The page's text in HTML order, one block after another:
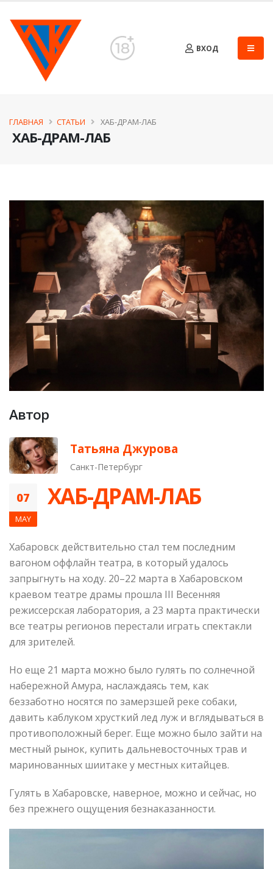
ВХОД
​ ХАБ-ДРАМ-ЛАБ
ГЛАВНАЯ СТАТЬИ ​ ХАБ-ДРАМ-ЛАБ
Автор
Татьяна Джурова
Санкт-Петербург
07
MAY
​ ХАБ-ДРАМ-ЛАБ
Хабаровск действительно стал тем последним
вагоном оффлайн театра, в который удалось
запрыгнуть на ходу. 20–22 марта в Хабаровском
краевом театре драмы прошла III Весенняя
режиссерская лаборатория, а 23 марта практически
все театры регионов перестали играть спектакли
для зрителей.
Но еще 21 марта можно было гулять по солнечной
набережной Амура, наслаждаясь тем, как
беззаботно носятся по замерзшей реке собаки,
давить каблуком хрусткий лед луж и вглядываться в
противоположный берег. Еще можно было зайти на
местный рынок, купить дальневосточных трав и
маринованных шиитаке у местных китайцев.
Гулять в Хабаровске, наверное, можно и сейчас, но
без прежнего ощущения безнаказанности.